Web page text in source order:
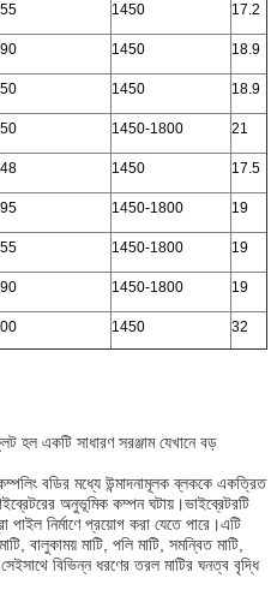
1450 17.2
1450 18.9
1450 18.9
1450-1800 21
1450 17.5
1450-1800 19
1450-1800 19
1450-1800 19
1450 32
হল একটি সাধারণ সরঞ্জাম যেখানে বড়
বডির মধ্যে উন্মাদনামূলক ব্লককে একত্রিত
অনুভূমিক কম্পন ঘটায়।ভাইব্রেটরটি
নির্মাণে প্রয়োগ করা যেতে পারে।এটি
বালুকাময় মাটি, পলি মাটি, সমন্বিত মাটি,
বিভিন্ন ধরণের তরল মাটির ঘনত্ব বৃদ্ধি